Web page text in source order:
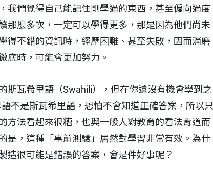
我們覺得自己能記住剛學過的東西，甚至偏向過度
那麼多次，一定可以學得更多，那是因為他們尚未
得不錯的資訊時，經歷困難、甚至失敗，因而消磨
底時，可能會更加努力。
斯瓦希里語（Swahili），但在你還沒有機會學到之
不是斯瓦希里語，恐怕不會知道正確答案，所以只
方法看起來很糟，也與一般人對教育的看法背道而
是，這種「事前測驗」居然對學習非常有效。為什
造很可能是錯誤的答案，會是件好事呢？